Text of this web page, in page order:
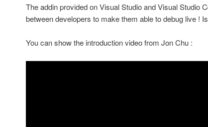
The addin provided on Visual Studio and Visual Studio
between developers to make them able to debug live !
You can show the introduction video from Jon Chu :